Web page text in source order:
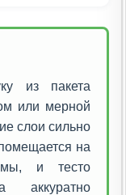
из пакета
или мерной
слои сильно
на
и тесто
аккуратно